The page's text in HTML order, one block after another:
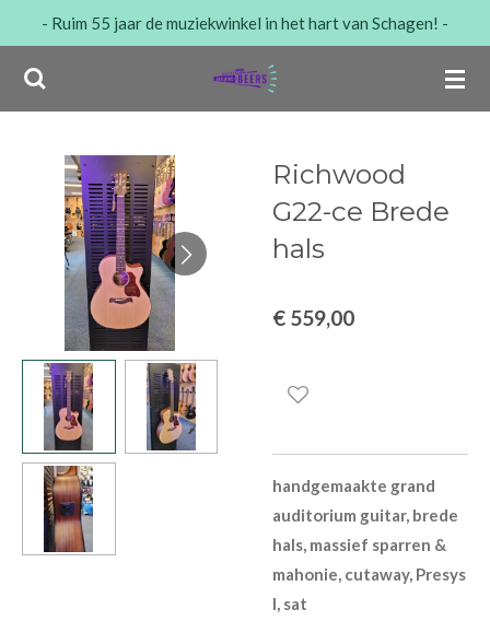
naar
de
- Ruim 55 jaar de muziekwinkel in het hart van Schagen! -
Richwood
G22-ce Brede
hals
€ 559,00
handgemaakte grand
auditorium guitar, brede
hals, massief sparren &
mahonie, cutaway, Presys
I, sat